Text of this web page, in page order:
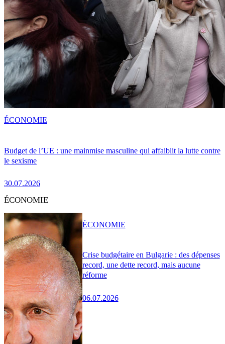
Budget de l’UE : une mainmise masculine qui affaiblit la lutte contre
le sexisme
30.07.2026
ÉCONOMIE
ÉCONOMIE
Crise budgétaire en Bulgarie : des dépenses
record, une dette record, mais aucune
réforme
06.07.2026
ÉCONOMIE